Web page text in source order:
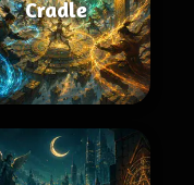
Cradle